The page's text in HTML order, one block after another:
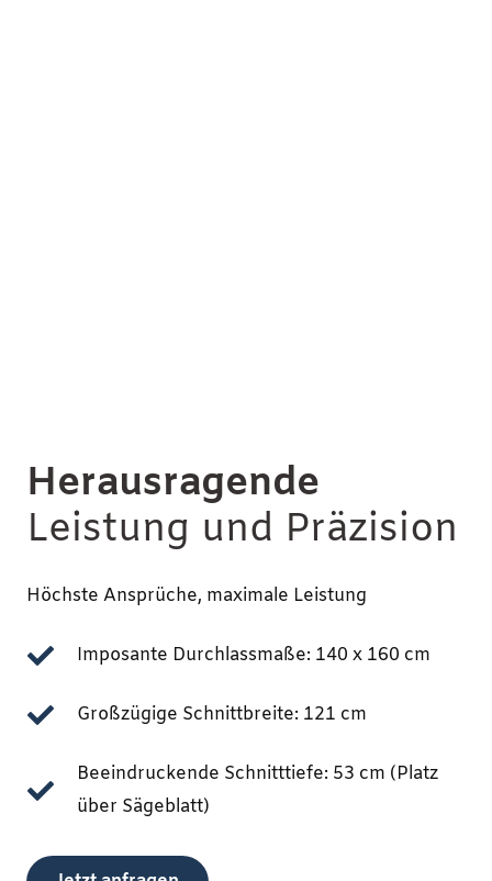
Herausragende
Leistung und Präzision
Höchste Ansprüche, maximale Leistung
Imposante Durchlassmaße: 140 x 160 cm
Großzügige Schnittbreite: 121 cm
Beeindruckende Schnitttiefe: 53 cm (Platz
über Sägeblatt)